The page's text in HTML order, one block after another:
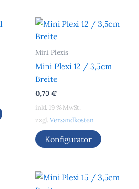
Mini Plexis
Mini Plexi 12 / 3,5cm
Breite
0,70 €
inkl. 19 % MwSt.
zzgl. Versandkosten
Konfigurator